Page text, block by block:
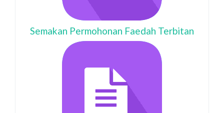
Semakan Permohonan Faedah Terbitan